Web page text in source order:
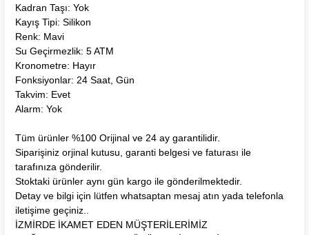
Kadran Taşı: Yok
Kayış Tipi: Silikon
Renk: Mavi
Su Geçirmezlik: 5 ATM
Kronometre: Hayır
Fonksiyonlar: 24 Saat, Gün
Takvim: Evet
Alarm: Yok
Tüm ürünler %100 Orijinal ve 24 ay garantilidir.
Siparişiniz orjinal kutusu, garanti belgesi ve faturası ile
tarafınıza gönderilir.
Stoktaki ürünler aynı gün kargo ile gönderilmektedir.
Detay ve bilgi için lütfen whatsaptan mesaj atın yada telefonla
iletişime geçiniz..
İZMİRDE İKAMET EDEN MÜŞTERİLERİMİZ